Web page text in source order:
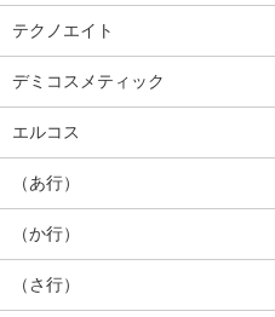
テクノエイト
デミコスメティック
エルコス
（あ行）
（か行）
（さ行）